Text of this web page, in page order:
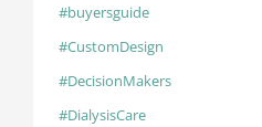
#buyersguide
#CustomDesign
#DecisionMakers
#DialysisCare